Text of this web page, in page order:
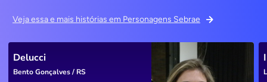
Veja essa e mais histórias em Personagens Sebrae
Delucci
Bento Gonçalves / RS